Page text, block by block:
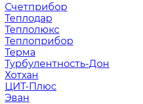
Счетприбор
Теплодар
Теплолюкс
Теплоприбор
Терма
Турбулентность-Дон
Хотхан
ЦИТ-Плюс
Эван